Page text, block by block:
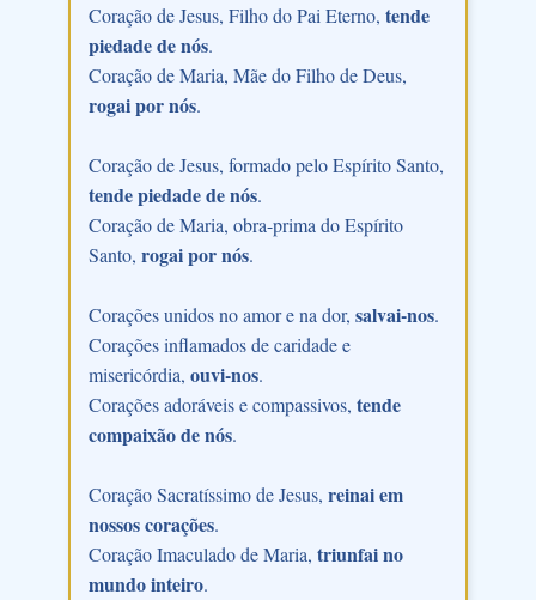
Coração de Jesus, Filho do Pai Eterno, tende
piedade de nós.
Coração de Maria, Mãe do Filho de Deus,
rogai por nós.
Coração de Jesus, formado pelo Espírito Santo,
tende piedade de nós.
Coração de Maria, obra-prima do Espírito
Santo, rogai por nós.
Corações unidos no amor e na dor, salvai-nos.
Corações inflamados de caridade e
misericórdia, ouvi-nos.
Corações adoráveis e compassivos, tende
compaixão de nós.
Coração Sacratíssimo de Jesus, reinai em
nossos corações.
Coração Imaculado de Maria, triunfai no
mundo inteiro.